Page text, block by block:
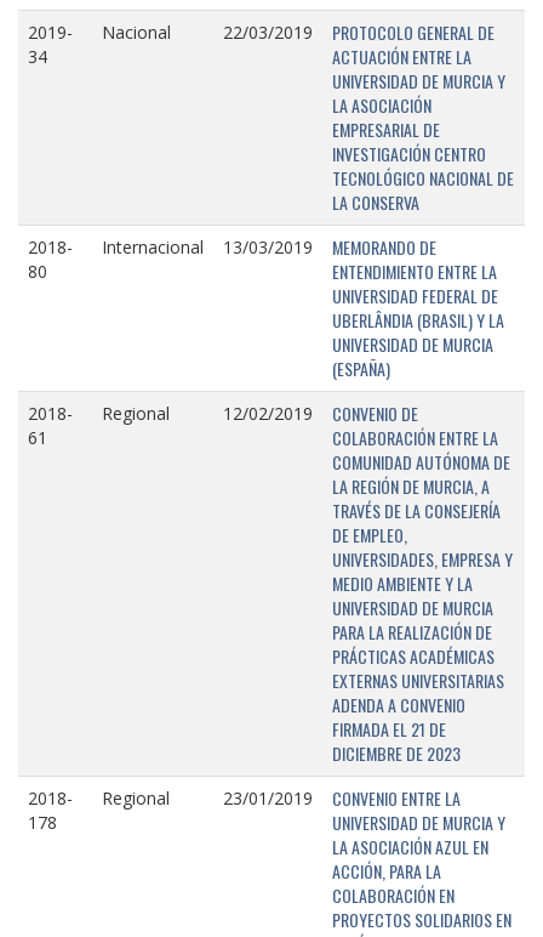
2019-
34
Nacional 22/03/2019
PROTOCOLO GENERAL DE
ACTUACIÓN ENTRE LA
UNIVERSIDAD DE MURCIA Y
LA ASOCIACIÓN
EMPRESARIAL DE
INVESTIGACIÓN CENTRO
TECNOLÓGICO NACIONAL DE
LA CONSERVA
2018-
80
Internacional 13/03/2019
MEMORANDO DE
ENTENDIMIENTO ENTRE LA
UNIVERSIDAD FEDERAL DE
UBERLÂNDIA (BRASIL) Y LA
UNIVERSIDAD DE MURCIA
(ESPAÑA)
2018-
61
Regional 12/02/2019
CONVENIO DE
COLABORACIÓN ENTRE LA
COMUNIDAD AUTÓNOMA DE
LA REGIÓN DE MURCIA, A
TRAVÉS DE LA CONSEJERÍA
DE EMPLEO,
UNIVERSIDADES, EMPRESA Y
MEDIO AMBIENTE Y LA
UNIVERSIDAD DE MURCIA
PARA LA REALIZACIÓN DE
PRÁCTICAS ACADÉMICAS
EXTERNAS UNIVERSITARIAS
ADENDA A CONVENIO
FIRMADA EL 21 DE
DICIEMBRE DE 2023
2018-
178
Regional 23/01/2019
CONVENIO ENTRE LA
UNIVERSIDAD DE MURCIA Y
LA ASOCIACIÓN AZUL EN
ACCIÓN, PARA LA
COLABORACIÓN EN
PROYECTOS SOLIDARIOS EN